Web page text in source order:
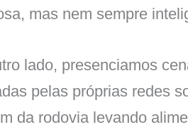
mas nem sempre
lado, presenciamos
pelas próprias redes
da rodovia levando